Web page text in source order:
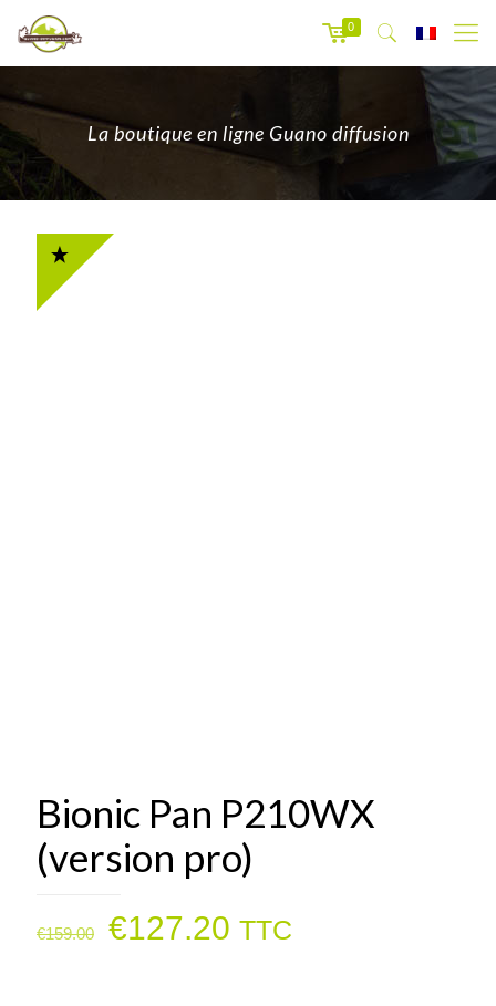
0
La boutique en ligne Guano diffusion
Bionic Pan P210WX
(version pro)
€159.00
Le
€127.20 Le
TTC